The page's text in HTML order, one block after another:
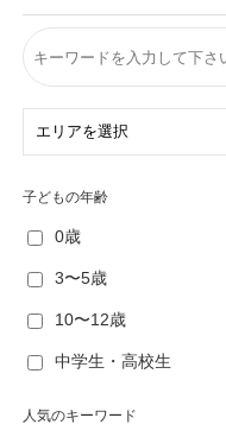
子どもの年齢
0歳
3〜5歳
10〜12歳
中学生・高校生
人気のキーワード